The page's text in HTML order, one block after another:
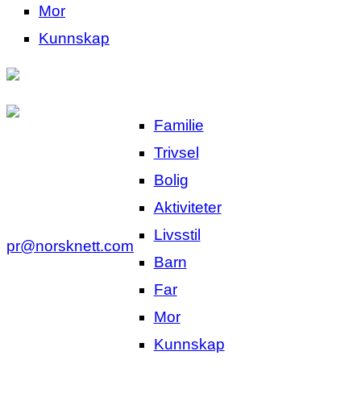
Mor
Kunnskap
Familie
Trivsel
Bolig
Aktiviteter
Livsstil
Barn
Far
Mor
Kunnskap
pr@norsknett.com